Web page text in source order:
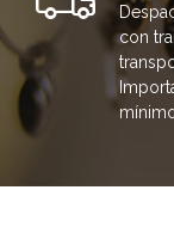
con